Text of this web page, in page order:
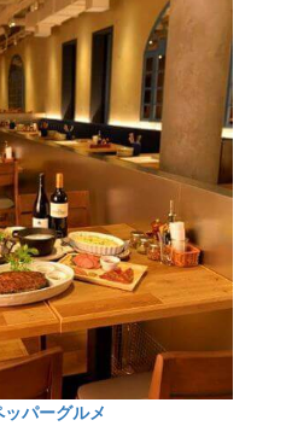
パーグルメ